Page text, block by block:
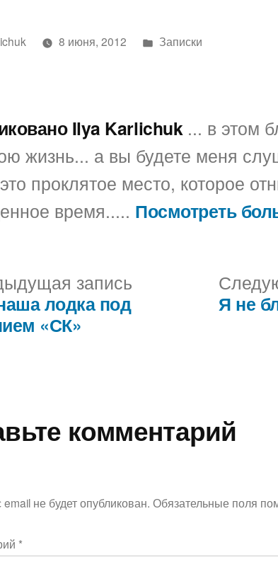
8 июня, 2012
Написано
Записки
Ilya Karlichuk ... в этом
жизнь... а вы будете меня
проклятое место, которое
время..... Посмотреть
запись Предыдущая
лодка под
«СК»
Я не
комментарий
не будет опубликован. Обязательные поля
*